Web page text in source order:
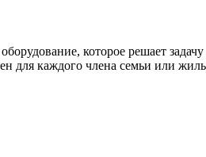
которое решает
для каждого члена семьи или